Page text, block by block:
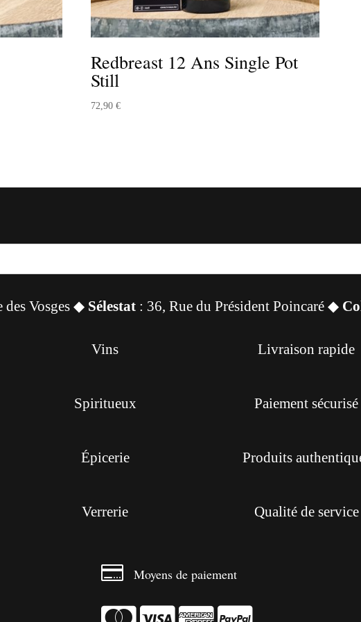
Redbreast 12 Ans Single Pot
Still
72,90 €
des Vosges ◆ Sélestat : 36, Rue du Président Poincaré ◆
Vins
Spiritueux
Épicerie
Verrerie
Livraison rapide
Paiement sécurisé
Produits
Qualité de service
 Moyens de paiement